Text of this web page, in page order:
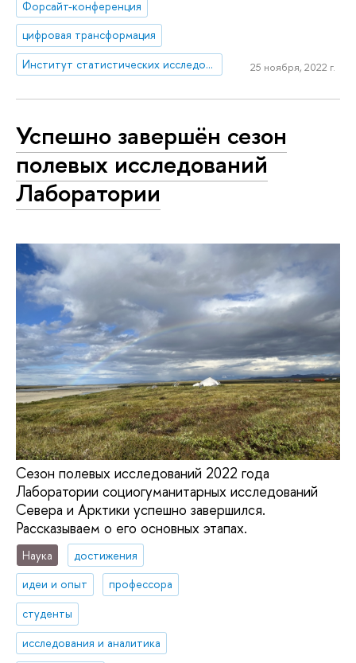
Форсайт-конференция
цифровая трансформация
Институт статистических исследований и экономики знаний
25 ноября, 2022 г.
Успешно завершён сезон
полевых ис­сле­до­ва­ний
Лаборатории
Сезон полевых исследований 2022 года
Лаборатории социогуманитарных исследований
Севера и Арктики успешно завершился.
Рассказываем о его основных этапах.
Наука
достижения
идеи и опыт
профессора
студенты
исследования и аналитика